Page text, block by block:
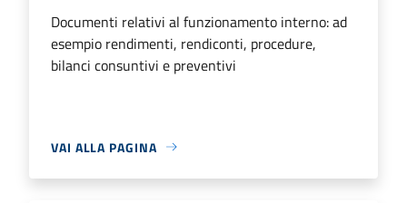
Documenti relativi al funzionamento interno: ad
esempio rendimenti, rendiconti, procedure,
bilanci consuntivi e preventivi
VAI ALLA PAGINA